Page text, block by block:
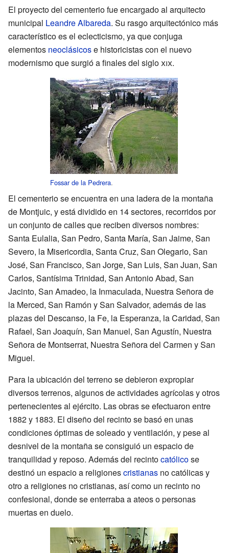
El proyecto del cementerio fue encargado al arquitecto
municipal Leandre Albareda. Su rasgo arquitectónico más
característico es el eclecticismo, ya que conjuga
elementos neoclásicose historicistas con el nuevo
modernismo que surgió a finales del sigloxix.
Fossar de la Pedrera.
El cementerio se encuentra en una ladera de la montaña
de Montjuic, y está dividido en 14 sectores, recorridos por
un conjunto de calles que reciben diversos nombres:
Santa Eulalia, San Pedro, Santa María, San Jaime, San
Severo, la Misericordia, Santa Cruz, San Olegario, San
José, San Francisco, San Jorge, San Luis, San Juan, San
Carlos, Santísima Trinidad, San Antonio Abad, San
Jacinto, San Amadeo, la Inmaculada, Nuestra Señora de
la Merced, San Ramón y San Salvador, además de las
plazas del Descanso, la Fe, la Esperanza, la Caridad, San
Rafael, San Joaquín, San Manuel, San Agustín, Nuestra
Señora de Montserrat, Nuestra Señora del Carmen y San
Miguel.
Para la ubicación del terreno se debieron expropiar
diversos terrenos, algunos de actividades agrícolas y otros
pertenecientes al ejército. Las obras se efectuaron entre
1882 y 1883. El diseño del recinto se basó en unas
condiciones óptimas de soleado y ventilación, y pese al
desnivel de la montaña se consiguió un espacio de
tranquilidad y reposo. Además del recintocatólicose
destinó un espacio a religionescristianas no católicas y
otro a religiones no cristianas, así como un recinto no
confesional, donde se enterraba a ateos o personas
muertas en duelo.